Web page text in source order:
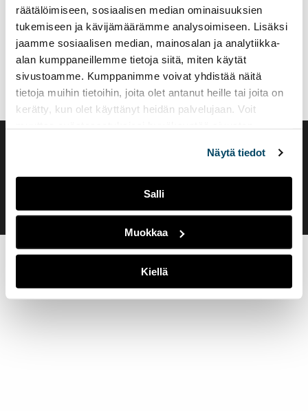
räätälöimiseen, sosiaalisen median ominaisuuksien
tukemiseen ja kävijämäärämme analysoimiseen. Lisäksi
jaamme sosiaalisen median, mainosalan ja analytiikka-
alan kumppaneillemme tietoja siitä, miten käytät
sivustoamme. Kumppanimme voivat yhdistää näitä
tietoja muihin tietoihin, joita olet antanut heille tai joita on
kerätty, kun olet käyttänyt heidän palvelujaan. Voit
Näytä tiedot
Salli
Muokkaa
Kiellä